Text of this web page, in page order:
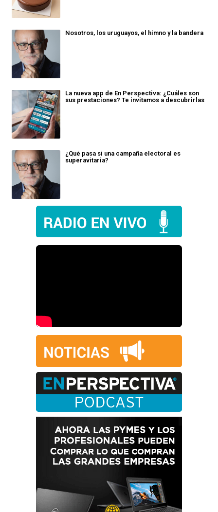
Nosotros, los uruguayos, el himno y la bandera
La nueva app de En Perspectiva: ¿Cuáles son
sus prestaciones? Te invitamos a descubrirlas
¿Qué pasa si una campaña electoral es
superavitaria?